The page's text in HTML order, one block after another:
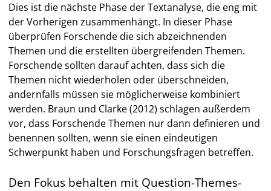
Dies ist die nächste Phase der Textanalyse, die eng mit
der Vorherigen zusammenhängt. In dieser Phase
überprüfen Forschende die sich abzeichnenden
Themen und die erstellten übergreifenden Themen.
Forschende sollten darauf achten, dass sich die
Themen nicht wiederholen oder überschneiden,
andernfalls müssen sie möglicherweise kombiniert
werden. Braun und Clarke (2012) schlagen außerdem
vor, dass Forschende Themen nur dann definieren und
benennen sollten, wenn sie einen eindeutigen
Schwerpunkt haben und Forschungsfragen betreffen.
Den Fokus behalten mit Question-Themes-